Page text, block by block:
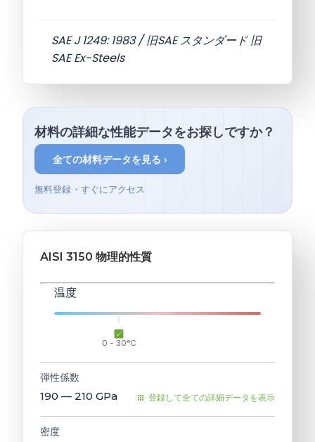
SAE J 1249: 1983 / 旧SAE スタンダード 旧
SAE Ex-Steels
材料の詳細な性能データをお探しですか？
全ての材料データを見る ›
無料登録・すぐにアクセス
AISI 3150 物理的性質
温度
0 - 30°C
弾性係数
190 — 210 GPa 登録して全ての詳細データを表示
密度